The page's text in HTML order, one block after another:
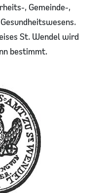
, Gemeinde-,
St. Wendel wird
bestimmt.